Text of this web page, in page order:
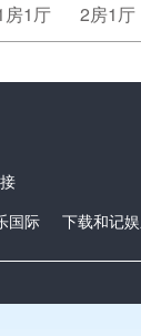
房1厅 2房1厅
国际
下载和记